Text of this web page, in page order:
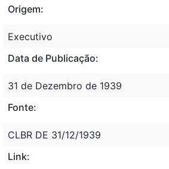
Origem:
Executivo
Data de Publicação:
31 de Dezembro de 1939
Fonte:
CLBR DE 31/12/1939
Link: